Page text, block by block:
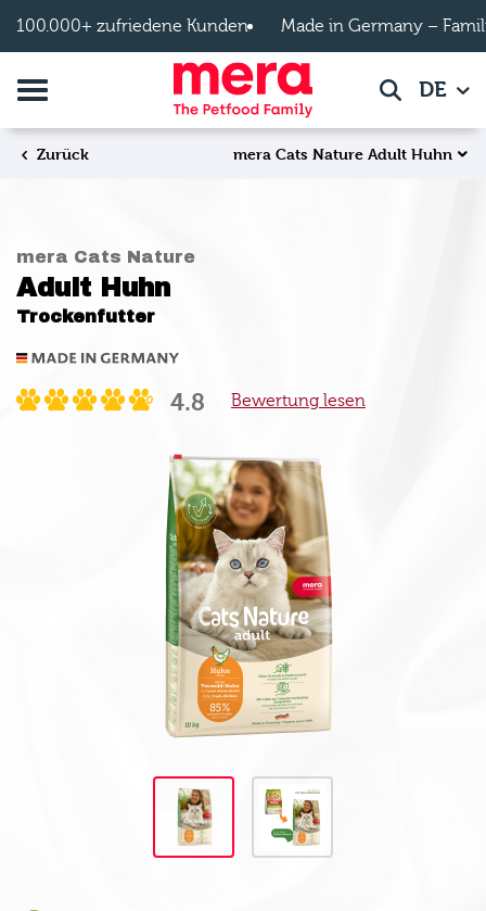
100.000+ zufriedene Kunden Made in Germany –
Navigation umschalten SucheDE
Zurück mera Cats Nature Adult Huhn
mera Cats Nature
Adult Huhn
Trockenfutter
4.8 Bewertung lesen